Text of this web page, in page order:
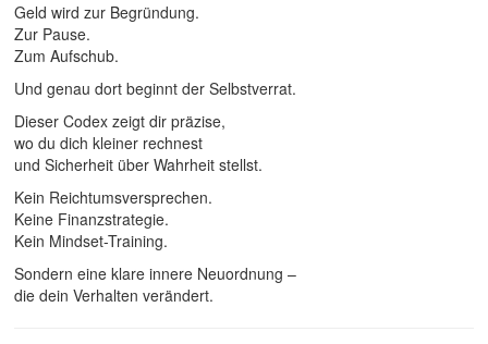
Geld wird zur Begründung.
Zur Pause.
Zum Aufschub.
Und genau dort beginnt der Selbstverrat.
Dieser Codex zeigt dir präzise,
wo du dich kleiner rechnest
und Sicherheit über Wahrheit stellst.
Kein Reichtumsversprechen.
Keine Finanzstrategie.
Kein Mindset-Training.
Sondern eine klare innere Neuordnung –
die dein Verhalten verändert.